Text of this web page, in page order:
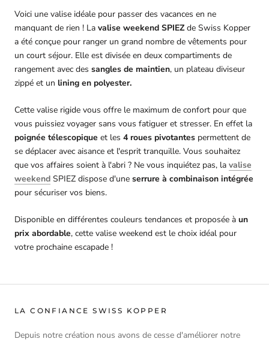
Voici une valise idéale pour passer des vacances en ne
manquant de rien ! La valise weekend SPIEZde Swiss Kopper
a été conçue pour ranger un grand nombre de vêtements pour
un court séjour. Elle est divisée en deux compartiments de
rangement avec des sangles de maintien, un plateau diviseur
zippé et un lining en polyester.
Cette valise rigide vous offre le maximum de confort pour que
vous puissiez voyager sans vous fatiguer et stresser. En effet la
poignée télescopique et les 4 roues pivotantes permettent de
se déplacer avec aisance et l'esprit tranquille. Vous souhaitez
que vos affaires soient à l'abri ? Ne vous inquiétez pas, la valise
weekend SPIEZ dispose d'une serrure à combinaison intégrée
pour sécuriser vos biens.
Disponible en différentes couleurs tendances et proposée à un
prix abordable, cette valise weekend est le choix idéal pour
votre prochaine escapade !
LA CONFIANCE SWISS KOPPER
Depuis notre création nous avons de cesse d'améliorer notre